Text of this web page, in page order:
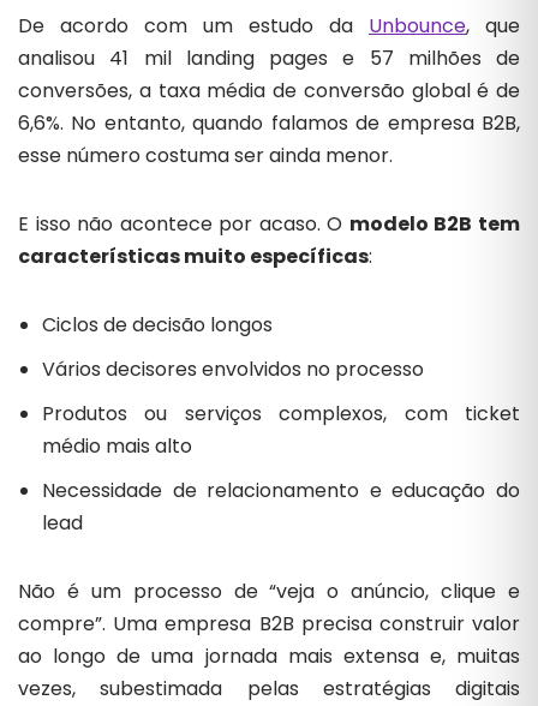
De acordo com um estudo da Unbounce, que
analisou 41 mil landing pages e 57 milhões de
conversões, a taxa média de conversão global é de
6,6%. No entanto, quando falamos de empresa B2B,
esse número costuma ser ainda menor.
E isso não acontece por acaso. O modelo B2B tem
características muito específicas:
Ciclos de decisão longos
Vários decisores envolvidos no processo
Produtos ou serviços complexos, com ticket
médio mais alto
Necessidade de relacionamento e educação do
lead
Não é um processo de “veja o anúncio, clique e
compre”. Uma empresa B2B precisa construir valor
ao longo de uma jornada mais extensa e, muitas
vezes, subestimada pelas estratégias digitais